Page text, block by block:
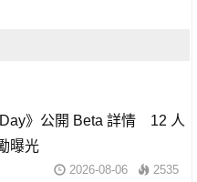
Day》公開 Beta 詳情 12 人
曝光
2026-08-06 2535